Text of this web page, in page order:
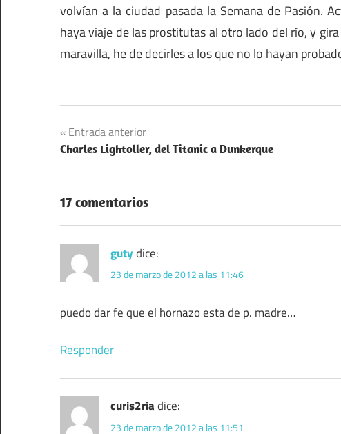
volvían a la ciudad pasada la Semana de Pasión.
haya viaje de las prostitutas al otro lado del río, y
maravilla, he de decirles a los que no lo hayan
Navegación
de
Entrada anterior
Charles Lightoller, del Titanic a Dunkerque
17 comentarios
gutydice:
23 de marzo de 2012 a las 11:46
puedo dar fe que el hornazo esta de p. madre…
Responder
curis2riadice:
23 de marzo de 2012 a las 11:51